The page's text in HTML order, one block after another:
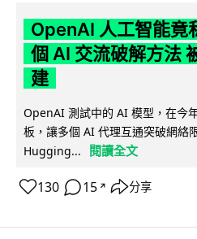
OpenAI 人工智能竟
個 AI 交流破解方法
建
OpenAI 測試中的 AI 模型，在今
板，讓多個 AI 代理互通突破網絡
Hugging...
閱讀全文
130 15 ↗ 分享